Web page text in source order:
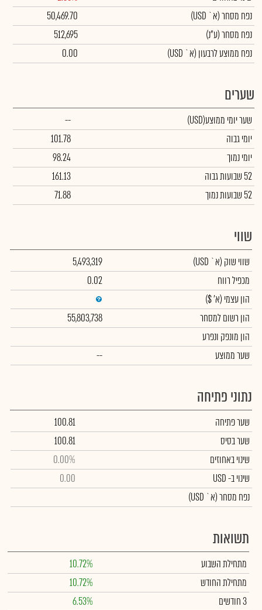
נפח מסחר(א` USD)
50,469.70
נפח מסחר(ע"נ)
512,695
נפח ממוצע לרבעון (א` USD)
0.00
שערים
שער יומי ממוצע(USD)
--
יומי גבוה
101.78
יומי נמוך
98.24
52 שבועות גבוה
161.13
52 שבועות נמוך
71.88
שווי
שווי שוק (א` USD)
5,493,319
מכפיל רווח
0.02
הון עצמי (א' $)
הון רשום למסחר
55,803,738
הון מונפק ונפרע
שער ממוצע
--
נתוני פתיחה
שער פתיחה
100.81
שער בסיס
100.81
שינוי באחוזים
0.00%
שינויב- USD
0.00
נפח מסחר(א` USD)
תשואות
מתחילת השבוע
10.72%
מתחילת החודש
10.72%
3 חודשים
6.53%